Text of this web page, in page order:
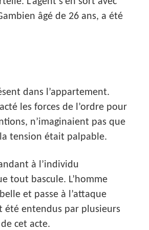
âgé de 26 ans, a été
dans l’appartement.
les forces de l’ordre pour
n’imaginaient pas que
tension était palpable.
à l’individu
tout bascule. L’homme
et passe à l’attaque
été entendus par plusieurs
cet acte.